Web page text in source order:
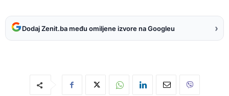
Dodaj Zenit.ba među omiljene izvore na Googleu ›